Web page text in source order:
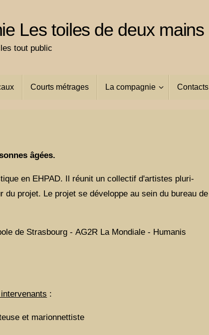
Les toiles de deux mains
tout public
Courts métrages La compagnie Contacts
âgées.
en EHPAD. Il réunit un collectif d'artistes pluri-
projet. Le projet se développe au sein du bureau de
de Strasbourg - AG2R La Mondiale - Humanis
:
et marionnettiste